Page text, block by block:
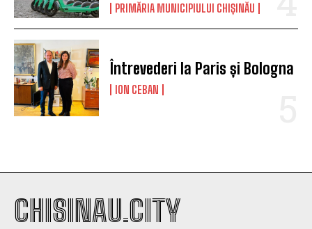
PRIMĂRIA MUNICIPIULUI CHIȘINĂU
Întrevederi la Paris și Bologna
ION CEBAN
CHISINAU.CITY